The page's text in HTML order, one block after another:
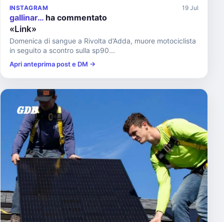
INSTAGRAM 19 Jul
gallinar… ha commentato
«Link»
Domenica di sangue a Rivolta d’Adda, muore motociclista
in seguito a scontro sulla sp90...
Apri anteprima post e DM →